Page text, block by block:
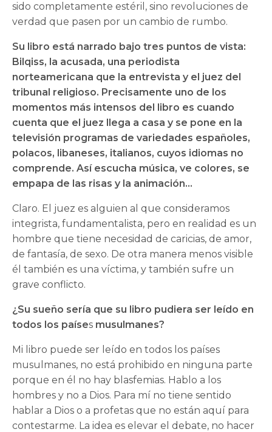
sido completamente estéril, sino revoluciones de
verdad que pasen por un cambio de rumbo.
Su libro está narrado bajo tres puntos de vista:
Bilqiss, la acusada, una periodista
norteamericana que la entrevista y el juez del
tribunal religioso. Precisamente uno de los
momentos más intensos del libro es cuando
cuenta que el juez llega a casa y se pone en la
televisión programas de variedades españoles,
polacos, libaneses, italianos, cuyos idiomas no
comprende. Así escucha música, ve colores, se
empapa de las risas y la animación…
Claro. El juez es alguien al que consideramos
integrista, fundamentalista, pero en realidad es un
hombre que tiene necesidad de caricias, de amor,
de fantasía, de sexo. De otra manera menos visible
él también es una víctima, y también sufre un
grave conflicto.
¿Su sueño sería que su libro pudiera ser leído en
todos los países musulmanes?
Mi libro puede ser leído en todos los países
musulmanes, no está prohibido en ninguna parte
porque en él no hay blasfemias. Hablo a los
hombres y no a Dios. Para mí no tiene sentido
hablar a Dios o a profetas que no están aquí para
contestarme. La idea es elevar el debate, no hacer